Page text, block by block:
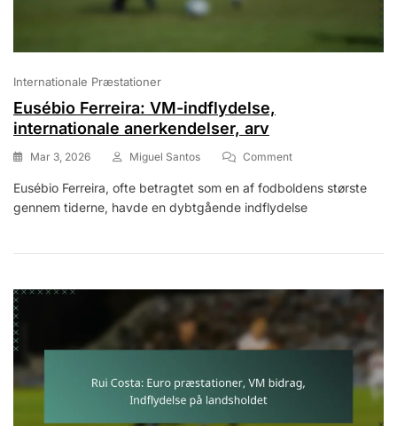
Internationale Præstationer
Eusébio Ferreira: VM-indflydelse,
internationale anerkendelser, arv
Mar 3, 2026 Miguel Santos CommentOn
Ferreira:
VM-
Anerkendelser,
Eusébio Ferreira, ofte betragtet som en af fodboldens største
gennem tiderne, havde en dybtgående indflydelse